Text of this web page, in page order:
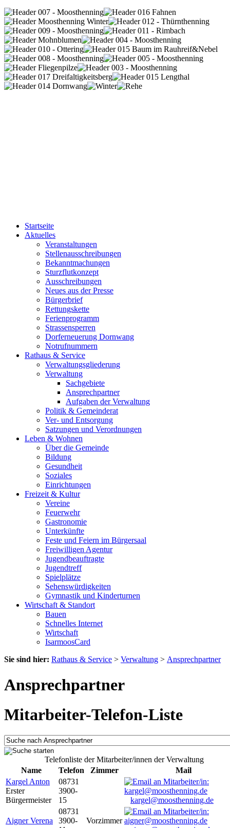
Startseite
Aktuelles
Veranstaltungen
Stellenausschreibungen
Bekanntmachungen
Sturzflutkonzept
Ausschreibungen
Neues aus der Presse
Bürgerbrief
Rettungskette
Ferienprogramm
Strassensperren
Dorferneuerung Dornwang
Notrufnummern
Rathaus & Service
Verwaltungsgliederung
Verwaltung
Sachgebiete
Ansprechpartner
Aufgaben der Verwaltung
Politik & Gemeinderat
Ver- und Entsorgung
Satzungen und Verordnungen
Leben & Wohnen
Über die Gemeinde
Bildung
Gesundheit
Soziales
Einrichtungen
Freizeit & Kultur
Vereine
Feuerwehr
Gastronomie
Unterkünfte
Feste und Feiern im Bürgersaal
Freiwilligen Agentur
Jugendbeauftragte
Jugendtreff
Spielplätze
Sehenswürdigkeiten
Gymnastik und Kinderturnen
Wirtschaft & Standort
Bauen
Schnelles Internet
Wirtschaft
IsarmoosCard
Sie sind hier: Rathaus & Service > Verwaltung > Ansprechpartner
Ansprechpartner
Mitarbeiter-Telefon-Liste
Telefonliste der Mitarbeiter/innen der Verwaltung
Name
Telefon Zimmer
Mail
Kargel Anton
Erster
Bürgermeister
08731
3900-
15
kargel@moosthenning.de
Aigner Verena
08731
3900-
Vorzimmer